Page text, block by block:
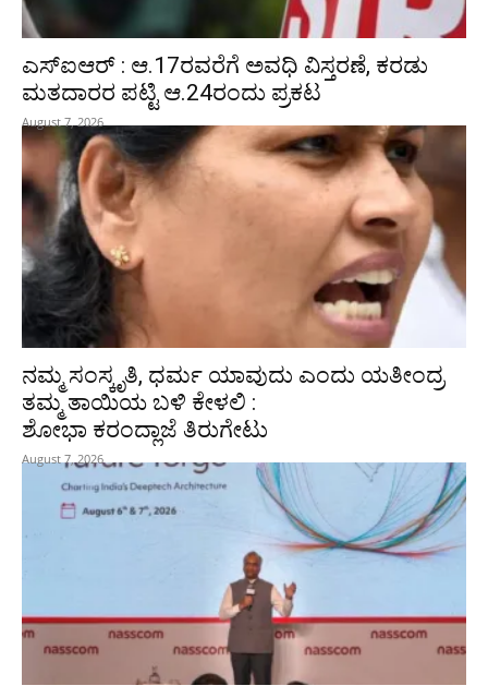
ಎಸ್‌ಐಆರ್‌ : ಆ.17ರವರೆಗೆ ಅವಧಿ ವಿಸ್ತರಣೆ, ಕರಡು
ಮತದಾರರ ಪಟ್ಟಿ ಆ.24ರಂದು ಪ್ರಕಟ
August 7, 2026
ನಮ್ಮ ಸಂಸ್ಕೃತಿ, ಧರ್ಮ ಯಾವುದು ಎಂದು ಯತೀಂದ್ರ
ತಮ್ಮ ತಾಯಿಯ ಬಳಿ ಕೇಳಲಿ :
ಶೋಭಾ ಕರಂದ್ಲಾಜೆ ತಿರುಗೇಟು
August 7, 2026